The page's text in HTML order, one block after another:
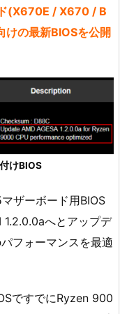
(X670E / X670 / B
の最新BIOSを公開
けBIOS
ザーボード用BIOS
へとアップデ
フォーマンスを最適
ですでにRyzen 900